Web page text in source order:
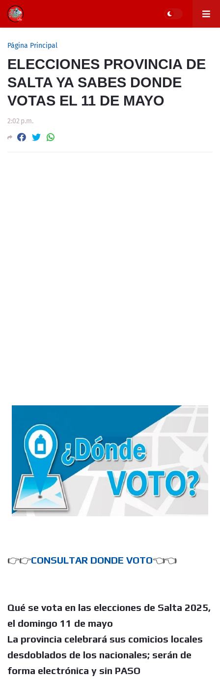
Página Principal
ELECCIONES PROVINCIA DE
SALTA YA SABES DONDE
VOTAS EL 11 DE MAYO
2:02 p.m.
👉👉CONSULTAR DONDE VOTO👈👈
Qué se vota en las elecciones de Salta 2025,
el domingo 11 de mayo
La provincia celebrará sus comicios locales
desdoblados de los nacionales; serán de
forma electrónica y sin PASO